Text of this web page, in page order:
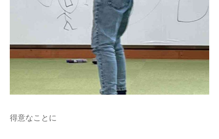
得意なことに